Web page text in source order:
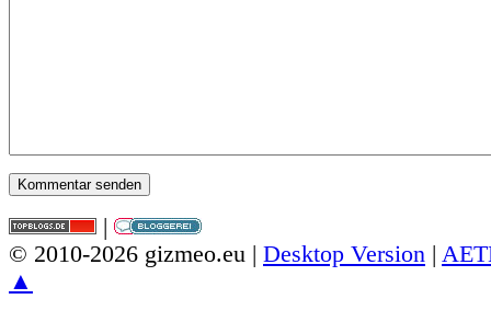
|
© 2010-2026 gizmeo.eu | Desktop Version |
▲